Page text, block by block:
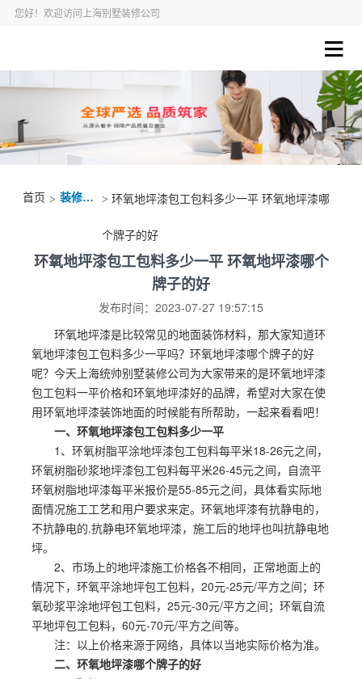
您好！欢迎访问上海别墅装修公司
首页 > 装修资讯 > 环氧地坪漆包工包料多少一平 环氧地坪漆哪
个牌子的好
环氧地坪漆包工包料多少一平 环氧地坪漆哪个
牌子的好
发布时间：2023-07-27 19:57:15
环氧地坪漆是比较常见的地面装饰材料，那大家知道环
氧地坪漆包工包料多少一平吗？环氧地坪漆哪个牌子的好
呢？今天上海统帅别墅装修公司为大家带来的是环氧地坪漆
包工包料一平价格和环氧地坪漆好的品牌，希望对大家在使
用环氧地坪漆装饰地面的时候能有所帮助，一起来看看吧！
一、环氧地坪漆包工包料多少一平
1、环氧树脂平涂地坪漆包工包料每平米18-26元之间，
环氧树脂砂浆地坪漆包工包料每平米26-45元之间，自流平
环氧树脂地坪漆每平米报价是55-85元之间，具体看实际地
面情况施工工艺和用户要求来定。环氧地坪漆有抗静电的，
不抗静电的.抗静电环氧地坪漆，施工后的地坪也叫抗静电地
坪。
2、市场上的地坪漆施工价格各不相同，正常地面上的
情况下，环氧平涂地坪包工包料，20元-25元/平方之间；环
氧砂浆平涂地坪包工包料，25元-30元/平方之间；环氧自流
平地坪包工包料，60元-70元/平方之间等。
注：以上价格来源于网络，具体以当地实际价格为准。
二、环氧地坪漆哪个牌子的好